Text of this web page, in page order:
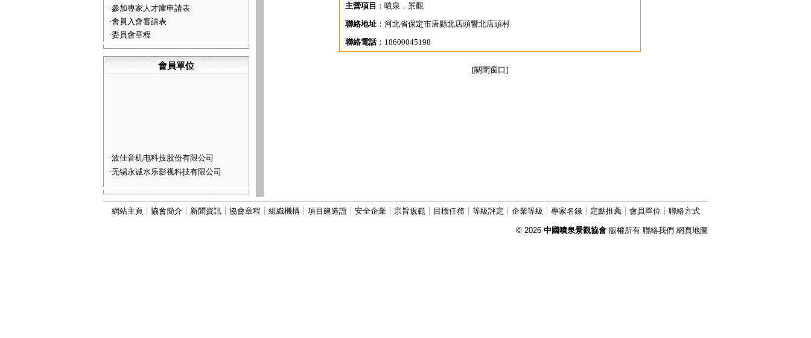
·參加專家人才庫申請表
·會員入會審請表
·委員會章程
會員單位
·波佳音机电科技股份有限公司
·无锡永诚水乐影视科技有限公司
河北康本园林景观工程有限公司
主營項目 ：噴泉，景觀
聯絡地址：河北省保定市唐縣北店頭響北店頭村
聯絡電話：18600045198
[關閉窗口]
網站主頁┆ 協會簡介┆ 新聞資訊┆ 協會章程 ┆ 組織機構┆ 項目建造證┆ 安全企業┆ 宗旨規範┆ 目標任務┆ 等級評定 ┆ 企業等級 ┆ 專家名錄┆ 定點推薦┆ 會員單位 ┆ 聯絡方式
© 2026 中國噴泉景觀協會 版權所有 聯絡我們 網頁地圖